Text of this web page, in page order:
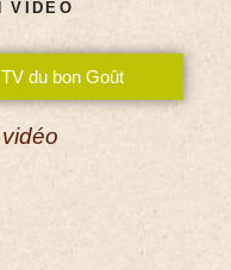
VIDÉO
du bon Goût